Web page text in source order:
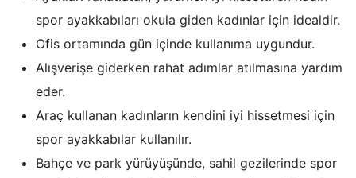
spor ayakkabıları okula giden kadınlar için idealdir.
Ofis ortamında gün içinde kullanıma uygundur.
Alışverişe giderken rahat adımlar atılmasına yardım
eder.
Araç kullanan kadınların kendini iyi hissetmesi için
spor ayakkabılar kullanılır.
Bahçe ve park yürüyüşünde, sahil gezilerinde spor